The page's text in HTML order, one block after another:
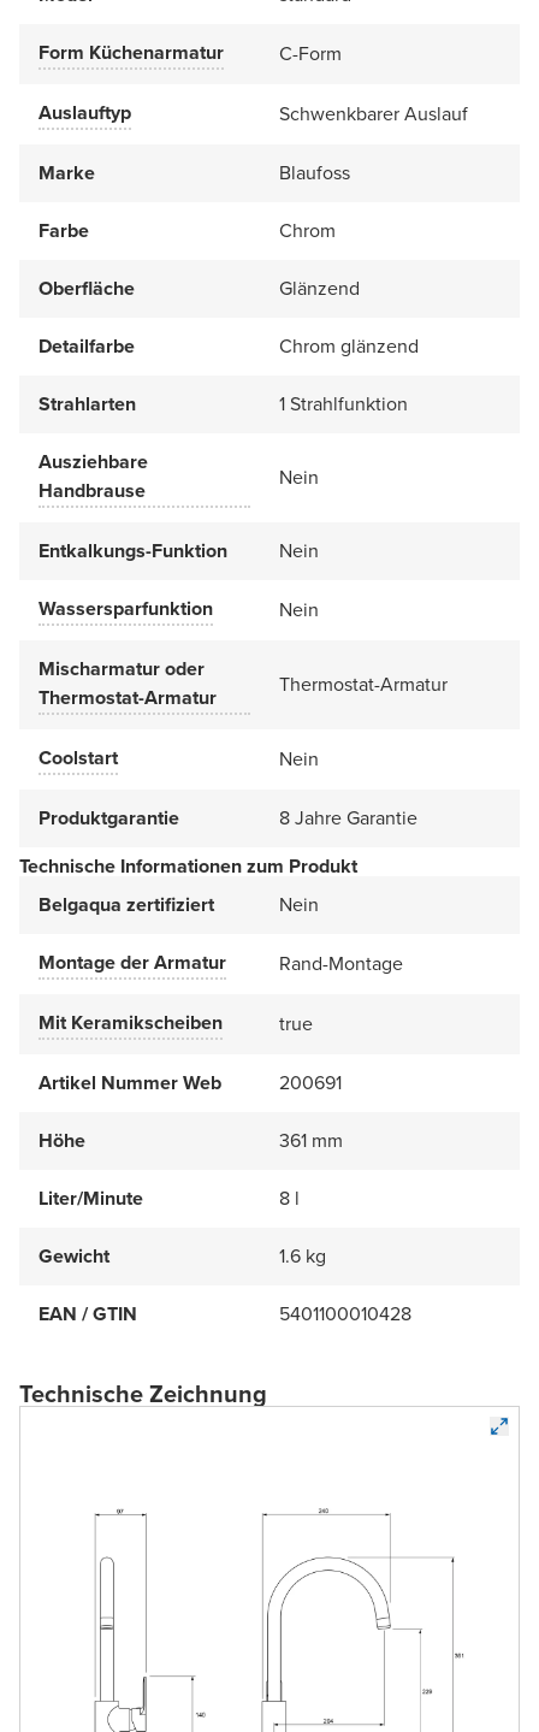
Form Küchenarmatur C-Form
Auslauftyp Schwenkbarer Auslauf
Marke Blaufoss
Farbe Chrom
Oberfläche Glänzend
Detailfarbe Chrom glänzend
Strahlarten 1 Strahlfunktion
Ausziehbare
Handbrause
Nein
Entkalkungs-Funktion Nein
Wassersparfunktion Nein
Mischarmatur oder
Thermostat-Armatur
Thermostat-Armatur
Coolstart Nein
Produktgarantie
8 Jahre Garantie
Technische Informationen zum Produkt
Belgaqua zertifiziert
Nein
Montage der Armatur Rand-Montage
Mit Keramikscheiben true
Artikel Nummer Web 200691
Höhe 361 mm
Liter/Minute 8 l
Gewicht 1.6 kg
EAN / GTIN 5401100010428
Technische Zeichnung